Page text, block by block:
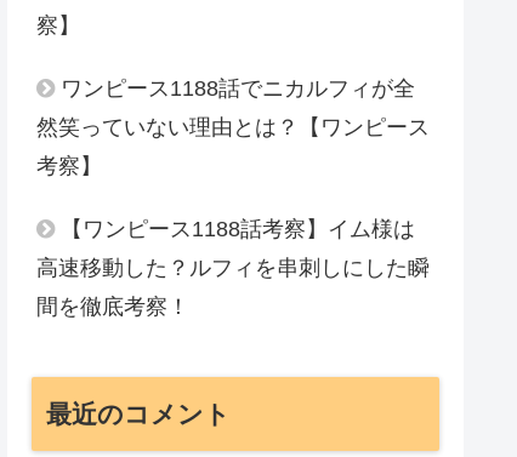
察】
ワンピース1188話でニカルフィが全
然笑っていない理由とは？【ワンピース
考察】
【ワンピース1188話考察】イム様は
高速移動した？ルフィを串刺しにした瞬
間を徹底考察！
最近のコメント